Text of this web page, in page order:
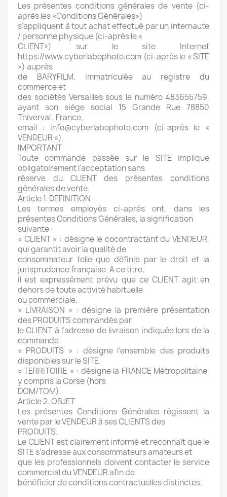
Les présentes conditions générales de vente (ci-
après les «Conditions Générales»)
s’appliquent à tout achat effectué par un internaute
/ personne physique (ci-après le «
CLIENT») sur le site Internet
https://www.cyberlabophoto.com (ci-après le « SITE
») auprès
de BARYFILM, immatriculée au registre du
commerce et
des sociétés Versailles sous le numéro 483655759,
ayant son siège social 15 Grande Rue 78850
Thiverval , France,
email : info@cyberlabophoto.com (ci-après le «
VENDEUR »).
IMPORTANT
Toute commande passée sur le SITE implique
obligatoirement l’acceptation sans
réserve du CLIENT des présentes conditions
générales de vente.
Article 1. DEFINITION
Les termes employés ci-après ont, dans les
présentes Conditions Générales, la signification
suivante :
« CLIENT » : désigne le cocontractant du VENDEUR,
qui garantit avoir la qualité de
consommateur telle que définie par le droit et la
jurisprudence française. A ce titre,
il est expressément prévu que ce CLIENT agit en
dehors de toute activité habituelle
ou commerciale.
« LIVRAISON » : désigne la première présentation
des PRODUITS commandés par
le CLIENT à l’adresse de livraison indiquée lors de la
commande.
« PRODUITS » : désigne l’ensemble des produits
disponibles sur le SITE.
« TERRITOIRE » : désigne la FRANCE Métropolitaine,
y compris la Corse (hors
DOM/TOM).
Article 2. OBJET
Les présentes Conditions Générales régissent la
vente par le VENDEUR à ses CLIENTS des
PRODUITS.
Le CLIENT est clairement informé et reconnaît que le
SITE s’adresse aux consommateurs amateurs et
que les professionnels doivent contacter le service
commercial du VENDEUR afin de
bénéficier de conditions contractuelles distinctes.